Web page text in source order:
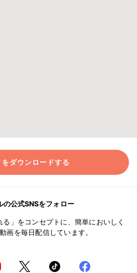
をダウンロードする
の公式SNSをフォロー
る」をコンセプトに、簡単においしく
画を毎日配信しています。